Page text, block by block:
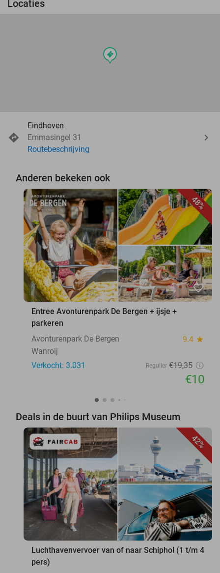
Locaties
events
Eindhoven
Emmasingel 31
Routebeschrijving
Anderen bekeken ook
48%
favorite_border
Entree Avonturenpark De Bergen + ijsje +
parkeren
Avonturenpark De Bergen
9.4 star
Wanroij
Verkocht: 3.031
Regulier €19,35
€10
Deals in de buurt van Philips Museum
42%
favorite_border
Luchthavenvervoer van of naar Schiphol (1 t/m 4
pers)